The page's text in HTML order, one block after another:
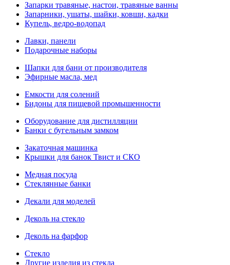
Запарки травяные, настои, травяные ванны
Запарники, ушаты, шайки, ковши, кадки
Купель, ведро-водопад
Лавки, панели
Подарочные наборы
Шапки для бани от производителя
Эфирные масла, мед
Емкости для солений
Бидоны для пищевой промышенности
Оборудование для дистилляции
Банки с бугельным замком
Закаточная машинка
Крышки для банок Твист и СКО
Медная посуда
Стеклянные банки
Декали для моделей
Деколь на стекло
Деколь на фарфор
Стекло
Другие изделия из стекла